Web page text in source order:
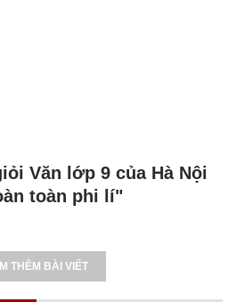
Văn lớp 9 của Hà Nội
toàn phi lí"
THÊM BÀI VIẾT